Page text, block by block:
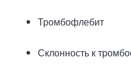
Тромбофлебит
Склонность к